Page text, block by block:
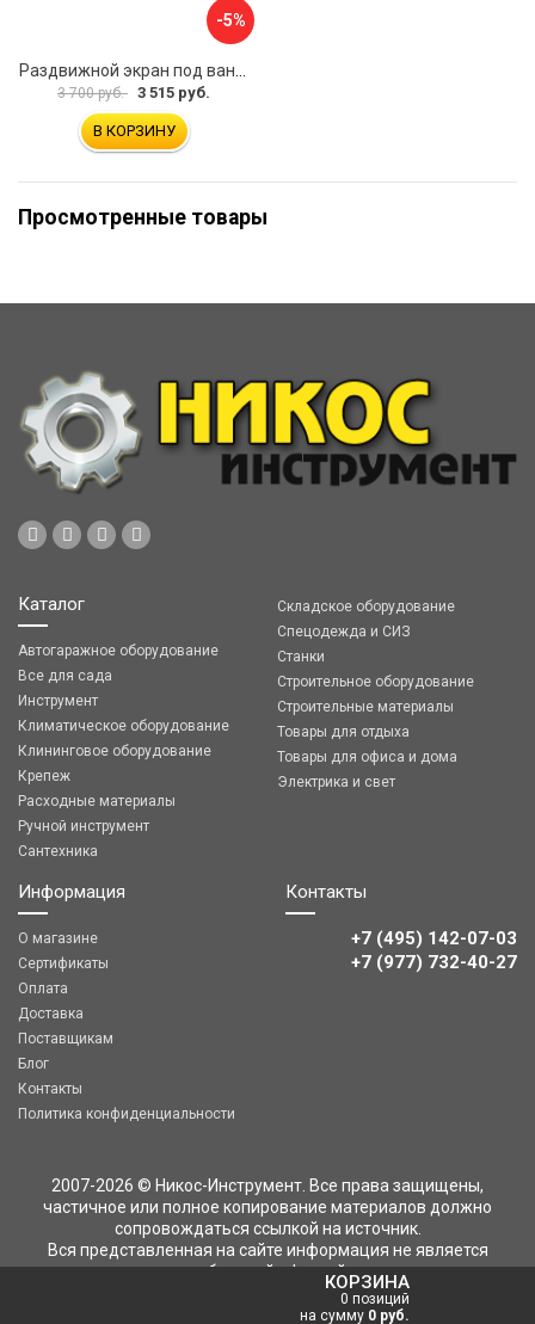
КОРЗИНА
0 позиций
на сумму 0 руб.
-5%
3 700 руб. 3 515 руб.
В КОРЗИНУ
Просмотренные товары
Каталог
Автогаражное оборудование
Все для сада
Инструмент
Климатическое оборудование
Клининговое оборудование
Крепеж
Расходные материалы
Ручной инструмент
Сантехника
Складское оборудование
Спецодежда и СИЗ
Станки
Строительное оборудование
Строительные материалы
Товары для отдыха
Товары для офиса и дома
Электрика и свет
Информация
О магазине
Сертификаты
Оплата
Доставка
Поставщикам
Блог
Контакты
Политика конфиденциальности
Контакты
+7 (495) 142-07-03
‎‎+7 (977) 732-40-27
2007-2026 © Никос-Инструмент. Все права защищены,
частичное или полное копирование материалов должно
сопровождаться ссылкой на источник.
Вся представленная на сайте информация не является
публичной офертой